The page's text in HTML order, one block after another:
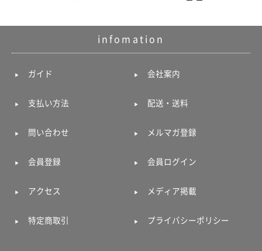
infomation
ガイド 会社案内
支払い方法 配送・送料
問い合わせ メルマガ登録
会員登録 会員ログイン
アクセス メディア掲載
特定商取引 プライバシーポリシー